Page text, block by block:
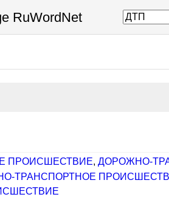
RuWordNet
ПРОИСШЕСТВИЕ, ДОРОЖНО-
ТРАНСПОРТНОЕ